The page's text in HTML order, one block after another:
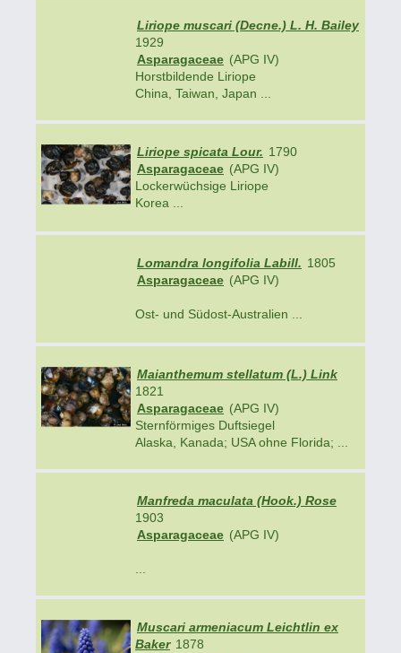
Liriope muscari (Decne.) L. H. Bailey
1929
Asparagaceae (APG IV)
Horstbildende Liriope
China, Taiwan, Japan ...
Liriope spicata Lour. 1790
Asparagaceae (APG IV)
Lockerwüchsige Liriope
Korea ...
Lomandra longifolia Labill. 1805
Asparagaceae (APG IV)
Ost- und Südost-Australien ...
Maianthemum stellatum (L.) Link
1821
Asparagaceae (APG IV)
Sternförmiges Duftsiegel
Alaska, Kanada; USA ohne Florida; ...
Manfreda maculata (Hook.) Rose
1903
Asparagaceae (APG IV)
Muscari armeniacum Leichtlin ex
Baker 1878